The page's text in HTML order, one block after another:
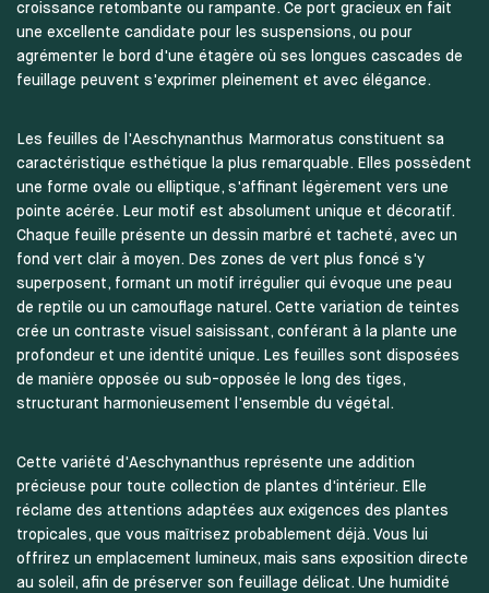
croissance retombante ou rampante. Ce port gracieux en fait
une excellente candidate pour les suspensions, ou pour
agrémenter le bord d'une étagère où ses longues cascades de
feuillage peuvent s'exprimer pleinement et avec élégance.
Les feuilles de l'Aeschynanthus Marmoratus constituent sa
caractéristique esthétique la plus remarquable. Elles possèdent
une forme ovale ou elliptique, s'affinant légèrement vers une
pointe acérée. Leur motif est absolument unique et décoratif.
Chaque feuille présente un dessin marbré et tacheté, avec un
fond vert clair à moyen. Des zones de vert plus foncé s'y
superposent, formant un motif irrégulier qui évoque une peau
de reptile ou un camouflage naturel. Cette variation de teintes
crée un contraste visuel saisissant, conférant à la plante une
profondeur et une identité unique. Les feuilles sont disposées
de manière opposée ou sub-opposée le long des tiges,
structurant harmonieusement l'ensemble du végétal.
Cette variété d'Aeschynanthus représente une addition
précieuse pour toute collection de plantes d'intérieur. Elle
réclame des attentions adaptées aux exigences des plantes
tropicales, que vous maîtrisez probablement déjà. Vous lui
offrirez un emplacement lumineux, mais sans exposition directe
au soleil, afin de préserver son feuillage délicat. Une humidité